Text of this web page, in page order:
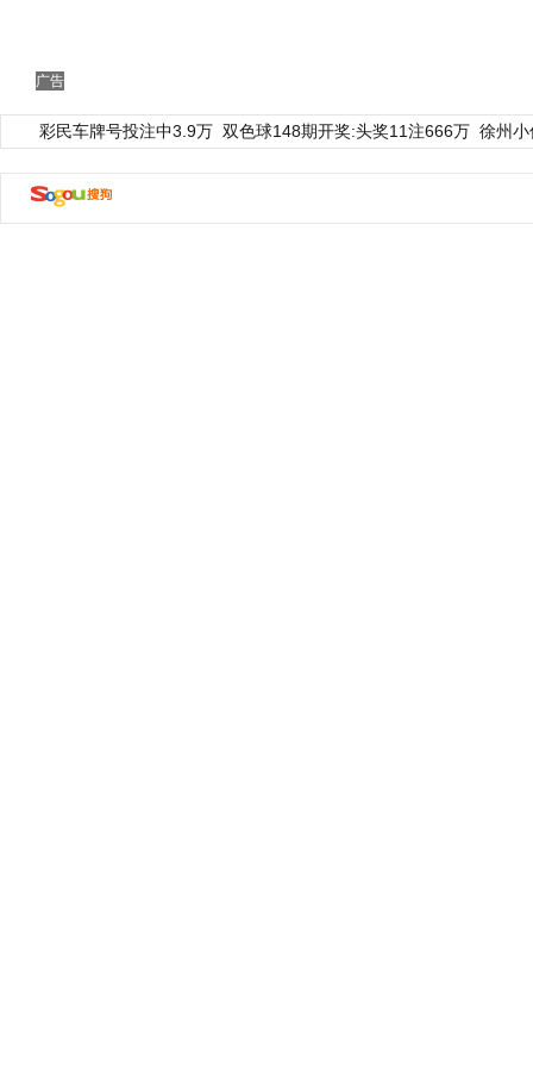
广告
彩民车牌号投注中3.9万 双色球148期开奖:头奖11注666万 徐州